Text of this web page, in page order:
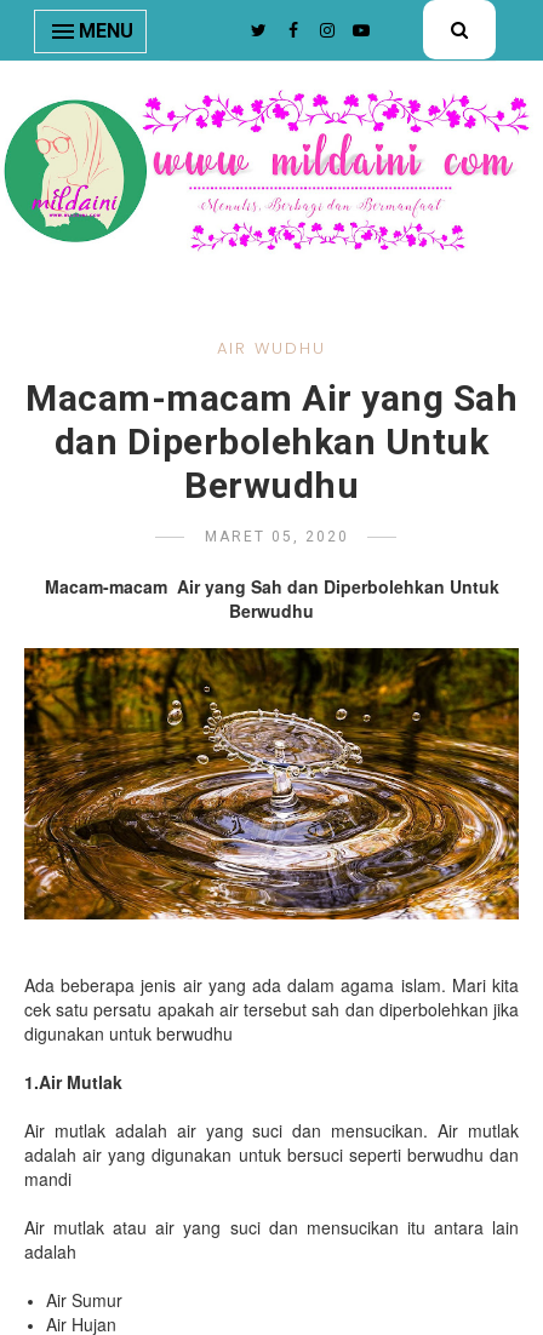
nav#menunav { border-bottom: 1px solid #e8e8e8; }
MENU
AIR WUDHU
Macam-macam Air yang Sah
dan Diperbolehkan Untuk
Berwudhu
MARET 05, 2020
Macam-macam Air yang Sah dan Diperbolehkan Untuk
Berwudhu
Ada beberapa jenis air yang ada dalam agama islam. Mari kita
cek satu persatu apakah air tersebut sah dan diperbolehkan jika
digunakan untuk berwudhu
1.Air Mutlak
Air mutlak adalah air yang suci dan mensucikan. Air mutlak
adalah air yang digunakan untuk bersuci seperti berwudhu dan
mandi
Air mutlak atau air yang suci dan mensucikan itu antara lain
adalah
Air Sumur
Air Hujan